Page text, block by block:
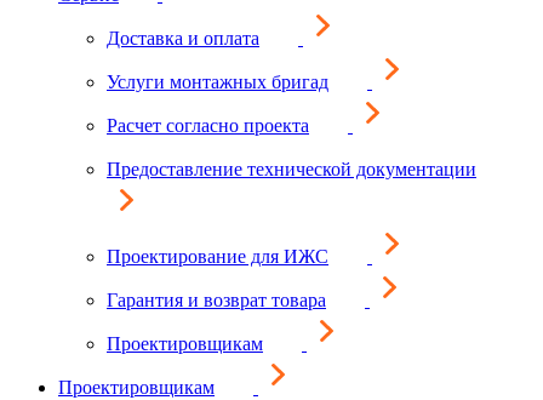
Доставка и оплата
Услуги монтажных бригад
Расчет согласно проекта
Предоставление технической документации
Проектирование для ИЖС
Гарантия и возврат товара
Проектировщикам
Проектировщикам